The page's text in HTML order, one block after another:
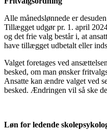
Alle månedslønnede er
Tillægget udgør pr. 1. april
og det frie valg består i, at
have tillægget udbetalt eller
Valget foretages ved
besked, om man ønsker
Ansatte kan ændre valget ved
besked. Ændringen vil så ske
Løn for ledende